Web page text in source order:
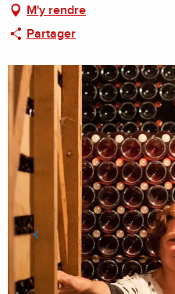
M'y rendre
Partager